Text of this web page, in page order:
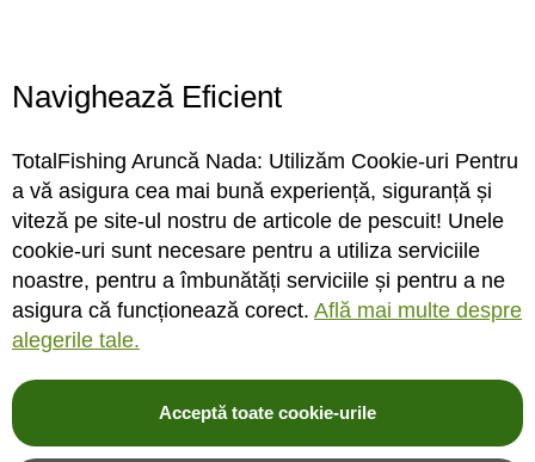
Conecteaza-te
Sa ne cunoastem mai bine. Vino alaturi de noi pe reteaua ta preferata. Te
asteptam cu stiri, surprize, concursuri, premii ...
Navighează Eficient
TotalFishing Aruncă Nada: Utilizăm Cookie-uri Pentru
a vă asigura cea mai bună experiență, siguranță și
viteză pe site-ul nostru de articole de pescuit! Unele
cookie-uri sunt necesare pentru a utiliza serviciile
noastre, pentru a îmbunătăți serviciile și pentru a ne
asigura că funcționează corect. Află mai multe despre
alegerile tale.
Acceptă toate cookie-urile